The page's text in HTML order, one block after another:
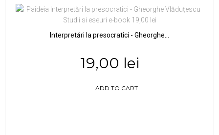
Interpretări la presocratici - Gheorghe...
19,00 lei
ADD TO CART